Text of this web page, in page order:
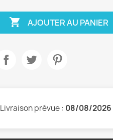
 AJOUTER AU PANIER
Livraison prévue : 08/08/2026